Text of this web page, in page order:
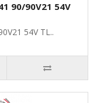
90/90V21 54V
54V TL..